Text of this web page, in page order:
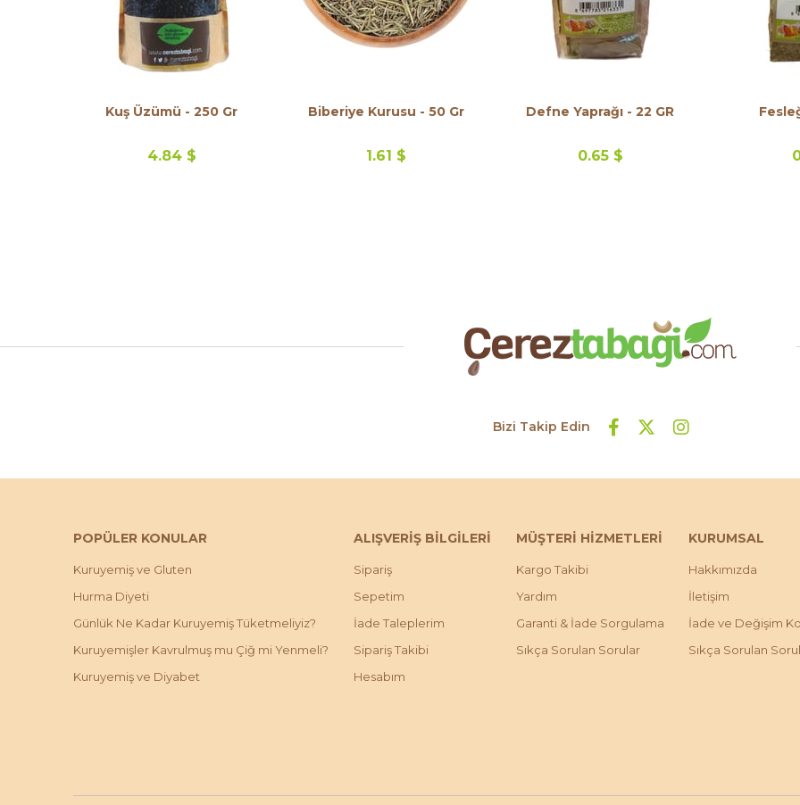
Kuş Üzümü - 250 Gr
4.84 $
Biberiye Kurusu - 50 Gr
1.61 $
Defne Yaprağı - 22 GR
0.65 $
Bizi Takip Edin
POPÜLER KONULAR
Kuruyemiş ve Gluten
Hurma Diyeti
Günlük Ne Kadar Kuruyemiş Tüketmeliyiz?
Kuruyemişler Kavrulmuş mu Çiğ mi Yenmeli?
Kuruyemiş ve Diyabet
ALIŞVERİŞ BİLGİLERİ
Sipariş
Sepetim
İade Taleplerim
Sipariş Takibi
Hesabım
MÜŞTERİ HİZMETLERİ
Kargo Takibi
Yardım
Garanti & İade Sorgulama
Sıkça Sorulan Sorular
KURUMSAL
Hakkımızda
İletişim
İade ve Değişim
Sıkça Sorulan